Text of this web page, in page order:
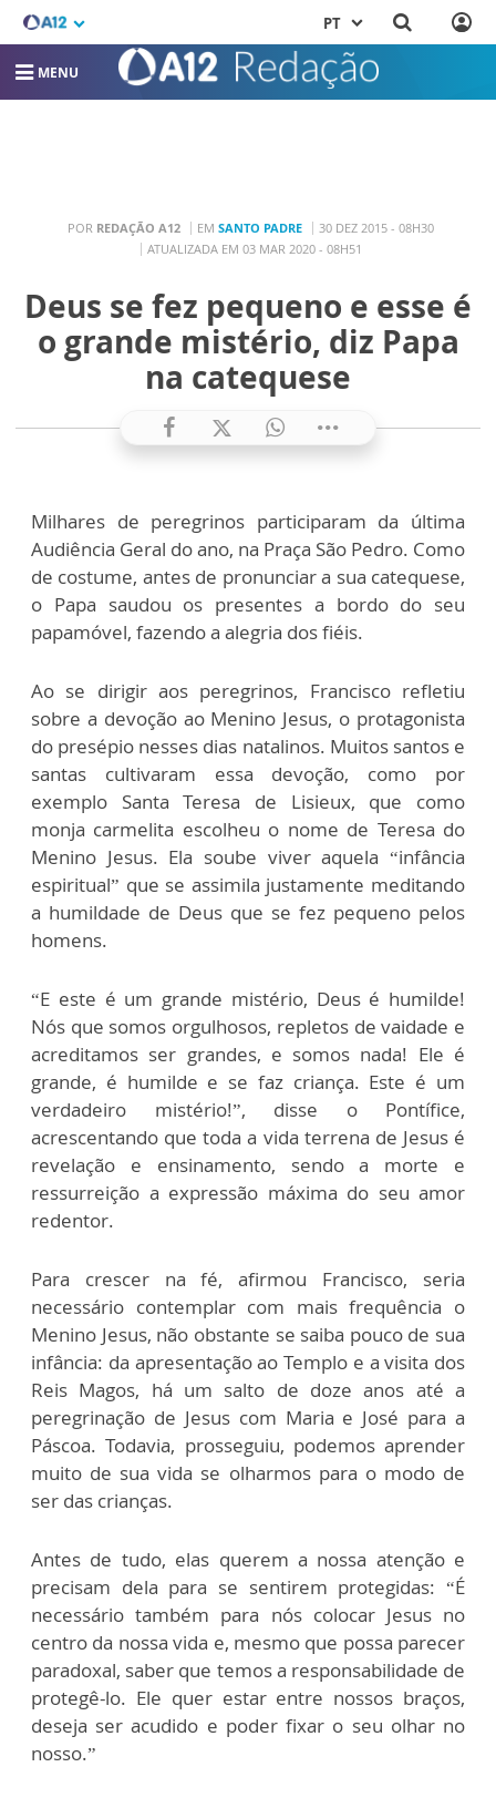
PT
MENU
POR REDAÇÃO A12 EM SANTO PADRE
30 DEZ 2015 - 08H30
ATUALIZADA EM 03 MAR 2020 - 08H51
Deus se fez pequeno e esse é
o grande mistério, diz Papa
na catequese
Milhares de peregrinos participaram da última
Audiência Geral do ano, na Praça São Pedro. Como
de costume, antes de pronunciar a sua catequese,
o Papa saudou os presentes a bordo do seu
papamóvel, fazendo a alegria dos fiéis.
Ao se dirigir aos peregrinos, Francisco refletiu
sobre a devoção ao Menino Jesus, o protagonista
do presépio nesses dias natalinos. Muitos santos e
santas cultivaram essa devoção, como por
exemplo Santa Teresa de Lisieux, que como
monja carmelita escolheu o nome de Teresa do
Menino Jesus. Ela soube viver aquela “infância
espiritual” que se assimila justamente meditando
a humildade de Deus que se fez pequeno pelos
homens.
“E este é um grande mistério, Deus é humilde!
Nós que somos orgulhosos, repletos de vaidade e
acreditamos ser grandes, e somos nada! Ele é
grande, é humilde e se faz criança. Este é um
verdadeiro mistério!”, disse o Pontífice,
acrescentando que toda a vida terrena de Jesus é
revelação e ensinamento, sendo a morte e
ressurreição a expressão máxima do seu amor
redentor.
Para crescer na fé, afirmou Francisco, seria
necessário contemplar com mais frequência o
Menino Jesus, não obstante se saiba pouco de sua
infância: da apresentação ao Templo e a visita dos
Reis Magos, há um salto de doze anos até a
peregrinação de Jesus com Maria e José para a
Páscoa. Todavia, prosseguiu, podemos aprender
muito de sua vida se olharmos para o modo de
ser das crianças.
Antes de tudo, elas querem a nossa atenção e
precisam dela para se sentirem protegidas: “É
necessário também para nós colocar Jesus no
centro da nossa vida e, mesmo que possa parecer
paradoxal, saber que temos a responsabilidade de
protegê-lo. Ele quer estar entre nossos braços,
deseja ser acudido e poder fixar o seu olhar no
nosso.”